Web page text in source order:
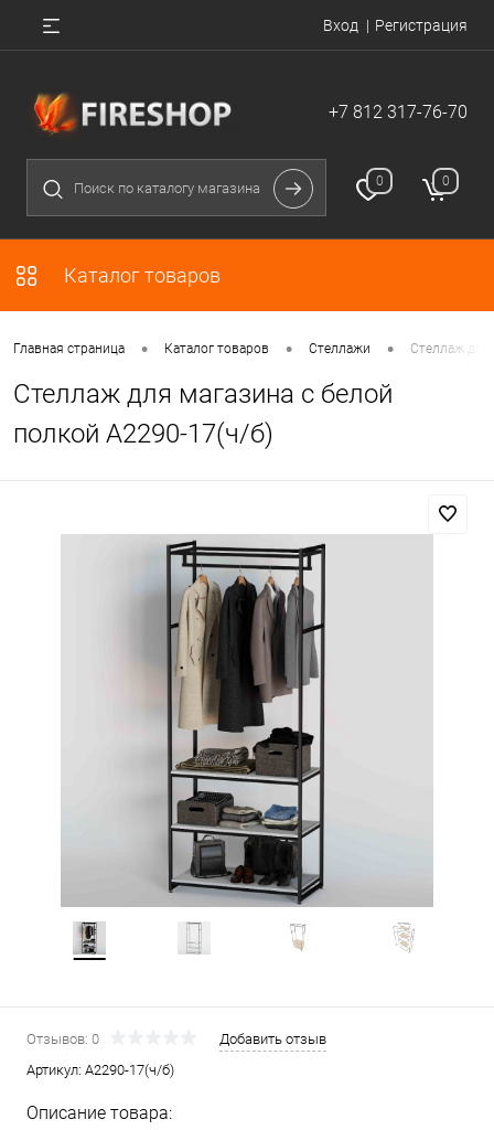
Вход Регистрация
+7 812 317-76-70
0 0
Каталог товаров
Главная страница • Каталог товаров • Стеллажи • Стеллаж для
Стеллаж для магазина с белой
полкой A2290-17(ч/б)
Отзывов: 0
Добавить отзыв
Артикул: A2290-17(ч/б)
Описание товара: